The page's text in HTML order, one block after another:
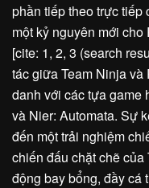
phần tiếp theo trực tiếp
một kỷ nguyên mới
[cite: 1, 2, 3 (search
tác giữa Team Ninja
danh với các tựa game
và Nier: Automata. Sự
đến một trải nghiệm
chiến đấu chặt chẽ
động bay bổng, đầy cá